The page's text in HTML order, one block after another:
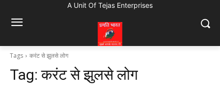
A Unit Of Tejas Enterprises
Tags करंट से झुलसे लोग
Tag:करंट से झुलसे लोग